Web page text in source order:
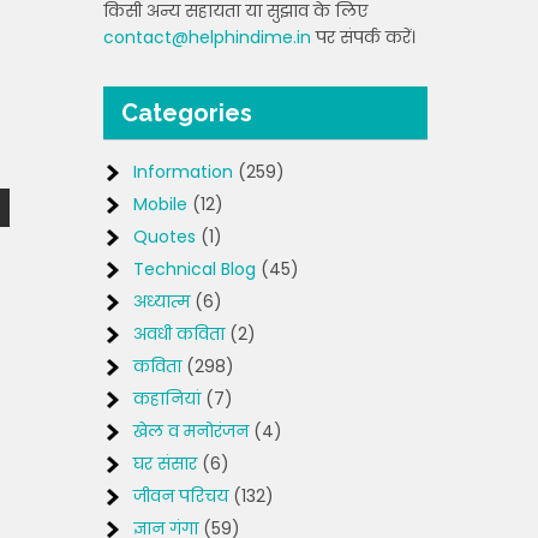
किसी अन्य सहायता या सुझाव के लिए
contact@helphindime.in पर संपर्क करें।
Categories
Information (259)
Mobile (12)
Quotes (1)
Technical Blog (45)
अध्यात्म(6)
अवधी कविता(2)
कविता(298)
कहानियां(7)
खेल व मनोरंजन(4)
घर संसार(6)
जीवन परिचय(132)
ज्ञान गंगा(59)